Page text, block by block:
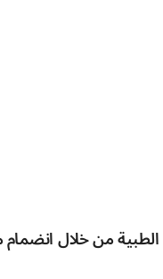
من خلال انضمام